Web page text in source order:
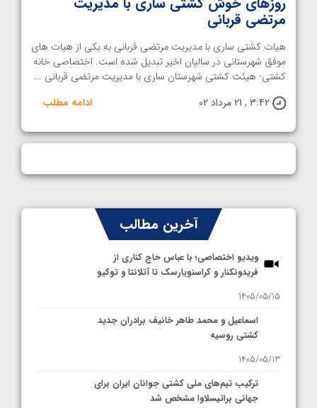
مرتضی قربانی
هیات کشتی ساری با مدیریت مرتضی قربانی به یکی از هیات های
موفق شهرستانی در سالیان اخیر تبدیل شده است. اختصاصی خانه
کشتی- هیئت کشتی شهرستان ساری با مدیریت مرتضی قربانی ...
3:42 , 21 مرداد 02
ادامه مطلب
آخرین مطالب
ویدیو اختصاصی؛ با عباس حاج کناری از
فریدونکنار و کراسنویارسک تا آتلانتا و توکیو
1405/05/15
اسماعیل و محمد طاهر خانیف برادران جدید
کشتی روسیه
1405/05/13
ترکیب تیم‌های ملی کشتی جوانان ایران برای
جهانی براتیسلاوا مشخص شد